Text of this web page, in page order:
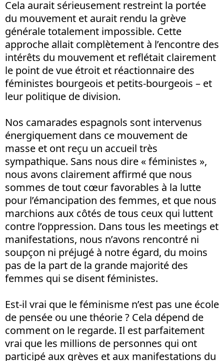
Cela aurait sérieusement restreint la portée
du mouvement et aurait rendu la grève
générale totalement impossible. Cette
approche allait complètement à l’encontre des
intérêts du mouvement et reflétait clairement
le point de vue étroit et réactionnaire des
féministes bourgeois et petits-bourgeois – et
leur politique de division.
Nos camarades espagnols sont intervenus
énergiquement dans ce mouvement de
masse et ont reçu un accueil très
sympathique. Sans nous dire « féministes »,
nous avons clairement affirmé que nous
sommes de tout cœur favorables à la lutte
pour l’émancipation des femmes, et que nous
marchions aux côtés de tous ceux qui luttent
contre l’oppression. Dans tous les meetings et
manifestations, nous n’avons rencontré ni
soupçon ni préjugé à notre égard, du moins
pas de la part de la grande majorité des
femmes qui se disent féministes.
Est-il vrai que le féminisme n’est pas une école
de pensée ou une théorie ? Cela dépend de
comment on le regarde. Il est parfaitement
vrai que les millions de personnes qui ont
participé aux grèves et aux manifestations du